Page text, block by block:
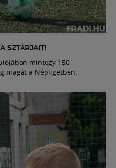
SZTÁRJAIT!
mintegy 150
magát a Népligetben.